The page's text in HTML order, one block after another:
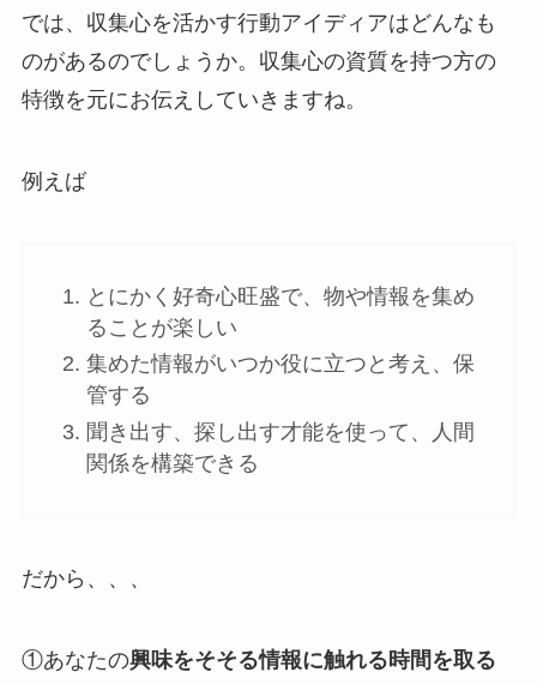
では、収集心を活かす行動アイディアはどんなも
のがあるのでしょうか。収集心の資質を持つ方の
特徴を元にお伝えしていきますね。
例えば
とにかく好奇心旺盛で、物や情報を集め
ることが楽しい
集めた情報がいつか役に立つと考え、保
管する
聞き出す、探し出す才能を使って、人間
関係を構築できる
だから、、、
①あなたの興味をそそる情報に触れる時間を取る